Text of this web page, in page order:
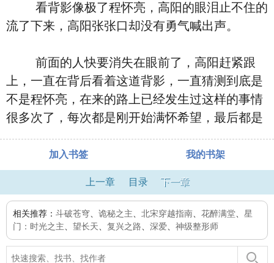
看背影像极了程怀亮，高阳的眼泪止不住的
流了下来，高阳张张口却没有勇气喊出声。
前面的人快要消失在眼前了，高阳赶紧跟
上，一直在背后看着这道背影，一直猜测到底是
不是程怀亮，在来的路上已经发生过这样的事情
很多次了，每次都是刚开始满怀希望，最后都是
加入书签 我的书架
上一章 目录 下一章
相关推荐： 斗破苍穹 诡秘之主 北宋穿越指南 花醉满堂
星
门：时光之主
望长天 复兴之路 深爱 神级整形师